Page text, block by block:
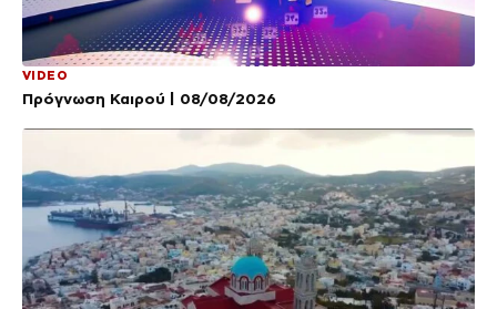
VIDEO
Πρόγνωση Καιρού | 08/08/2026